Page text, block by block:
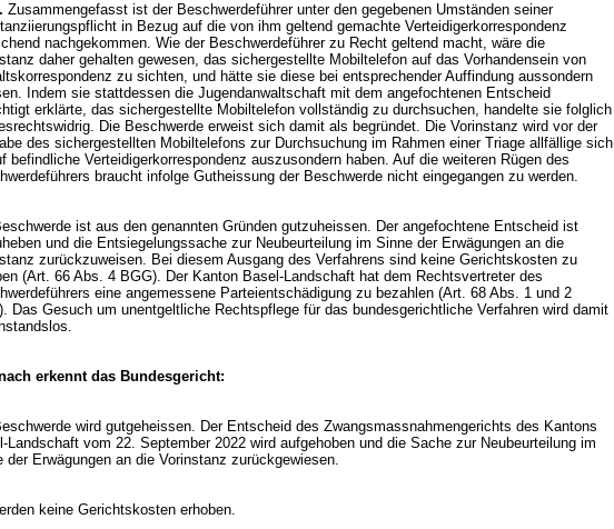
Zusammengefasst ist der Beschwerdeführer unter den gegebenen Umständen seiner
in Bezug auf die von ihm geltend gemachte Verteidigerkorrespondenz
nachgekommen. Wie der Beschwerdeführer zu Recht geltend macht, wäre die
daher gehalten gewesen, das sichergestellte Mobiltelefon auf das Vorhandensein von
zu sichten, und hätte sie diese bei entsprechender Auffindung aussondern
Indem sie stattdessen die Jugendanwaltschaft mit dem angefochtenen Entscheid
erklärte, das sichergestellte Mobiltelefon vollständig zu durchsuchen, handelte sie folglich
Die Beschwerde erweist sich damit als begründet. Die Vorinstanz wird vor der
des sichergestellten Mobiltelefons zur Durchsuchung im Rahmen einer Triage allfällige sich
befindliche Verteidigerkorrespondenz auszusondern haben. Auf die weiteren Rügen des
braucht infolge Gutheissung der Beschwerde nicht eingegangen zu werden.
ist aus den genannten Gründen gutzuheissen. Der angefochtene Entscheid ist
und die Entsiegelungssache zur Neubeurteilung im Sinne der Erwägungen an die
zurückzuweisen. Bei diesem Ausgang des Verfahrens sind keine Gerichtskosten zu
(Art. 66 Abs. 4 BGG). Der Kanton Basel-Landschaft hat dem Rechtsvertreter des
eine angemessene Parteientschädigung zu bezahlen (Art. 68 Abs. 1 und 2
). Das Gesuch um unentgeltliche Rechtspflege für das bundesgerichtliche Verfahren wird damit
erkennt das Bundesgericht:
wird gutgeheissen. Der Entscheid des Zwangsmassnahmengerichts des Kantons
Landschaft vom 22. September 2022 wird aufgehoben und die Sache zur Neubeurteilung im
der Erwägungen an die Vorinstanz zurückgewiesen.
keine Gerichtskosten erhoben.